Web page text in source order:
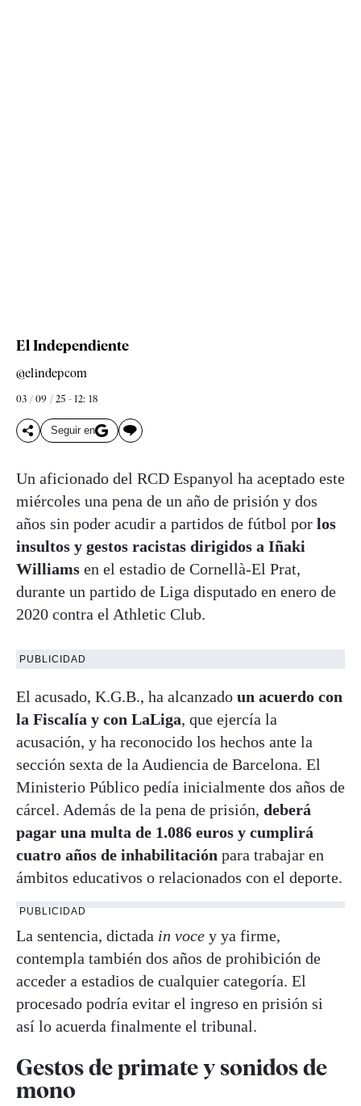
El Independiente
@elindepcom
03 / 09 / 25 - 12: 18
Seguir en
Un aficionado del RCD Espanyol ha aceptado este
miércoles una pena de un año de prisión y dos
años sin poder acudir a partidos de fútbol por los
insultos y gestos racistas dirigidos a Iñaki
Williams en el estadio de Cornellà-El Prat,
durante un partido de Liga disputado en enero de
2020 contra el Athletic Club.
PUBLICIDAD
El acusado, K.G.B., ha alcanzado un acuerdo con
la Fiscalía y con LaLiga, que ejercía la
acusación, y ha reconocido los hechos ante la
sección sexta de la Audiencia de Barcelona. El
Ministerio Público pedía inicialmente dos años de
cárcel. Además de la pena de prisión, deberá
pagar una multa de 1.086 euros y cumplirá
cuatro años de inhabilitación para trabajar en
ámbitos educativos o relacionados con el deporte.
PUBLICIDAD
La sentencia, dictada in voce y ya firme,
contempla también dos años de prohibición de
acceder a estadios de cualquier categoría. El
procesado podría evitar el ingreso en prisión si
así lo acuerda finalmente el tribunal.
Gestos de primate y sonidos de
mono